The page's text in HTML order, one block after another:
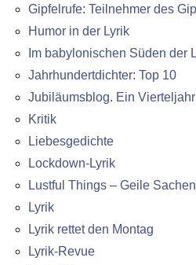
Gipfelrufe: Teilnehmer des
Humor in der Lyrik
Im babylonischen Süden der
Jahrhundertdichter: Top 10
Jubiläumsblog. Ein
Kritik
Liebesgedichte
Lockdown-Lyrik
Lustful Things – Geile
Lyrik
Lyrik rettet den Montag
Lyrik-Revue